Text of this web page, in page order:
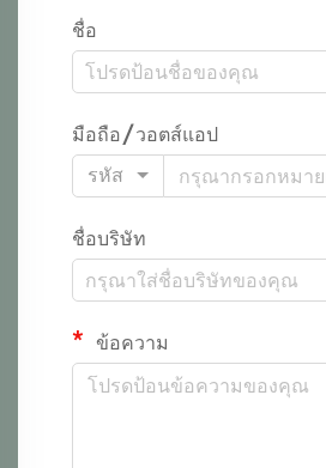
ชื่อ
มือถือ/วอตส์แอป
รหัส
ชื่อบริษัท
ข้อความ